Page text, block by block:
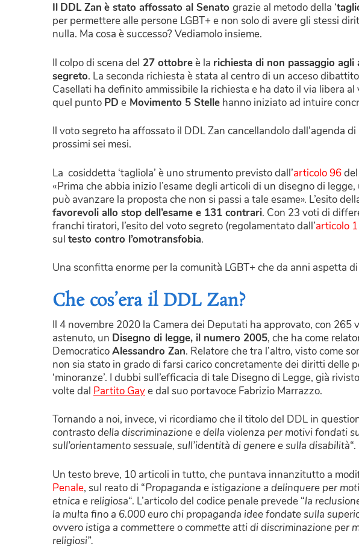
Il DDL Zan è stato affossato al Senato grazie al metodo della ‘
per permettere alle persone LGBT+ e non solo di avere gli stessi
nulla. Ma cosa è successo? Vediamolo insieme.
Il colpo di scena del 27 ottobreè la richiesta di non passaggio
segreto. La seconda richiesta è stata al centro di un acceso
Casellati ha definito ammissibile la richiesta e ha dato il via libera al
quel punto PD e Movimento 5 Stelle hanno iniziato ad intuire
Il voto segreto ha affossato il DDL Zan cancellandolo dall’agenda
prossimi sei mesi.
La cosiddetta ‘tagliola’ è uno strumento previsto dall’articolo 96
«Prima che abbia inizio l’esame degli articoli di un disegno di
può avanzare la proposta che non si passi a tale esame». L’esito
favorevoli allo stop dell’esame e 131 contrari. Con 23 voti di
franchi tiratori, l’esito del voto segreto (regolamentato dall’articolo
sul testo contro l’omotransfobia.
Una sconfitta enorme per la comunità LGBT+ che da anni aspetta
Che cos’era il DDL Zan?
Il 4 novembre 2020 la Camera dei Deputati ha approvato, con 265
astenuto, un Disegno di legge, il numero 2005, che ha come
DemocraticoAlessandro Zan. Relatore che tra l’altro, visto come
non sia stato in grado di farsi carico concretamente dei diritti delle
‘minoranze’. I dubbi sull’efficacia di tale Disegno di Legge, già
volte dal Partito Gaye dal suo portavoce Fabrizio Marrazzo.
Tornando a noi, invece, vi ricordiamo che il titolo del DDL in
contrasto della discriminazione e della violenza per motivi fondati
sull’orientamento sessuale, sull’identità di genere e sulla disabilità“.
Un testo breve, 10 articoli in tutto, che puntava innanzitutto a
Penale, sul reato di “Propaganda e istigazione a delinquere per
etnica e religiosa“. L’articolo del codice penale prevede “la
la multa fino a 6.000 euro chi propaganda idee fondate sulla
ovvero istiga a commettere o commette atti di discriminazione per
religiosi”.